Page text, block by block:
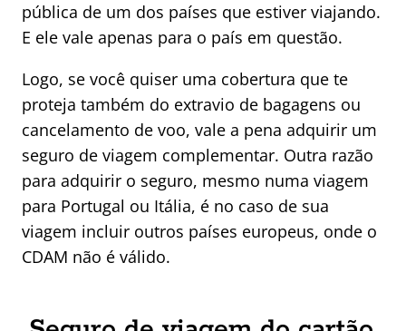
pública de um dos países que estiver viajando.
E ele vale apenas para o país em questão.
Logo, se você quiser uma cobertura que te
proteja também do extravio de bagagens ou
cancelamento de voo, vale a pena adquirir um
seguro de viagem complementar. Outra razão
para adquirir o seguro, mesmo numa viagem
para Portugal ou Itália, é no caso de sua
viagem incluir outros países europeus, onde o
CDAM não é válido.